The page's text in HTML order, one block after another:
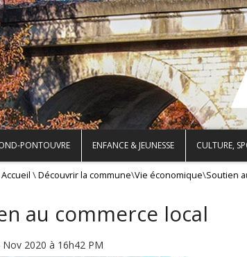
PONTOUVRE ENFANCE & JEUNESSE CULTURE,
Accueil \Découvrir la commune\Vie économique\Soutien
au commerce local
2020 à 16h42 PM